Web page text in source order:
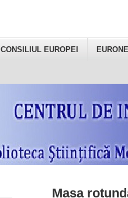
CONSILIUL EUROPEI
Masa